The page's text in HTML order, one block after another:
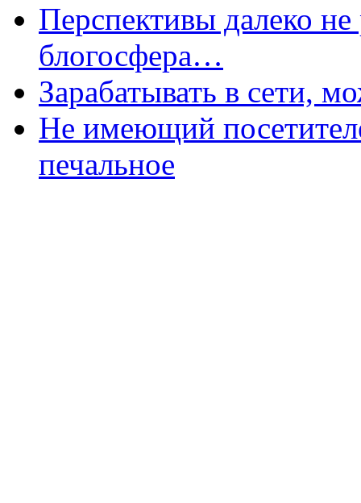
Перспективы далеко
блогосфера…
Зарабатывать в сети,
Не имеющий
печальное